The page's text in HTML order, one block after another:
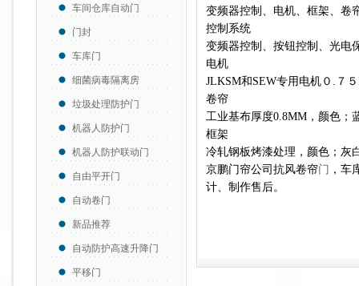
车间仓库自动门
门封
车库门
细菌病毒隔离房
垃圾处理防护门
机器人防护门
机器人防护联动门
自由平开门
自动卷门
新品推荐
自动防护高速升降门
平移门
变频器控制、电机、框架、卷
控制系统
变频器控制、按钮控制、光电
电机
JLKSM和SEW专用电机０.７
卷帘
工业基布厚度0.8MM，颜色；
框架
冷轧钢板烤漆处理，颜色；灰
京鹏门帘公司抗风卷帘门 ，车
计、制作售后。